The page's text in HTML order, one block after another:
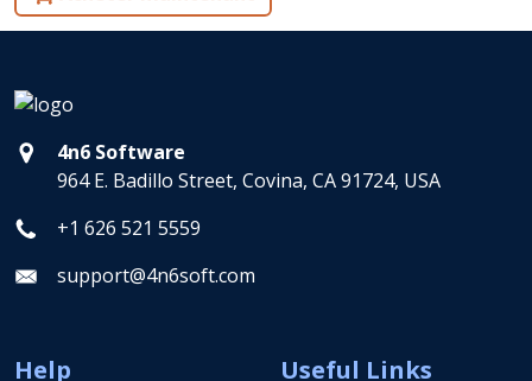
4n6 Software
964 E. Badillo Street, Covina, CA 91724, USA
+1 626 521 5559
support@4n6soft.com
Help Useful Links